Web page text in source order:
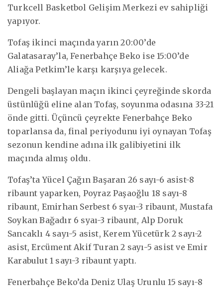
Turkcell Basketbol Gelişim Merkezi ev sahipliği
yapıyor.
Tofaş ikinci maçında yarın 20:00’de
Galatasaray’la, Fenerbahçe Beko ise 15:00’de
Aliağa Petkim’le karşı karşıya gelecek.
Dengeli başlayan maçın ikinci çeyreğinde skorda
üstünlüğü eline alan Tofaş, soyunma odasına 33-21
önde gitti. Üçüncü çeyrekte Fenerbahçe Beko
toparlansa da, final periyodunu iyi oynayan Tofaş
sezonun kendine adına ilk galibiyetini ilk
maçında almış oldu.
Tofaş’ta Yücel Çağın Başaran 26 sayı-6 asist-8
ribaunt yaparken, Poyraz Paşaoğlu 18 sayı-8
ribaunt, Emirhan Serbest 6 syaı-3 ribaunt, Mustafa
Soykan Bağadır 6 syaı-3 ribaunt, Alp Doruk
Sancaklı 4 sayı-5 asist, Kerem Yücetürk 2 sayı-2
asist, Ercüment Akif Turan 2 sayı-5 asist ve Emir
Karabulut 1 sayı-3 ribaunt yaptı.
Fenerbahçe Beko’da Deniz Ulaş Urunlu 15 sayı-8